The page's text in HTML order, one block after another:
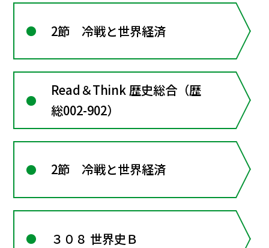
2節 冷戦と世界経済
Read＆Think 歴史総合（歴
総002-902）
2節 冷戦と世界経済
３０８ 世界史Ｂ